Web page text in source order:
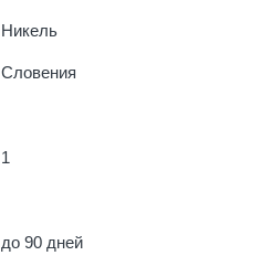
Никель
Словения
1
до 90 дней